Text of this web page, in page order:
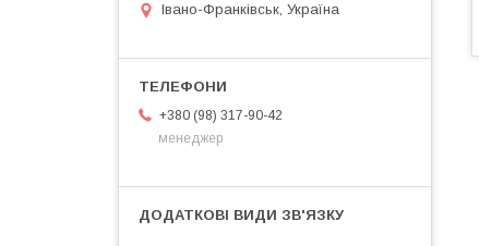
Івано-Франківськ, Україна
+380 (98) 317-90-42
менеджер